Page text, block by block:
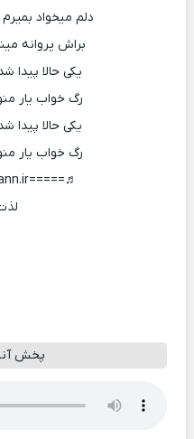
دلم میخواد
براش پروانه
یکی حالا پیدا
رگ خواب یار
یکی حالا پیدا
رگ خواب یار
♬=====songestann.ir====♬
پخش